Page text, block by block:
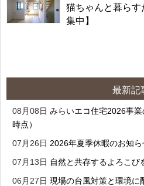
猫ちゃんと暮ら
集中】
最新記
08月08日 みらいエコ住宅2026事
時点）
07月26日 2026年夏季休暇のお知ら
07月13日 自然と共存するよろこび
06月27日 現場の台風対策と環境に